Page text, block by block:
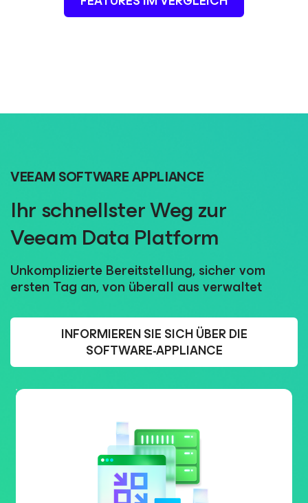
VEEAM SOFTWARE APPLIANCE
Ihr schnellster Weg zur
Veeam Data Platform
Unkomplizierte Bereitstellung, sicher vom
ersten Tag an, von überall aus verwaltet
INFORMIEREN SIE SICH ÜBER DIE
SOFTWARE-APPLIANCE